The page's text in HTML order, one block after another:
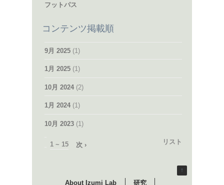
フットパス
コンテンツ掲載順
9月 2025 (1)
1月 2025 (1)
10月 2024 (2)
1月 2024 (1)
10月 2023 (1)
1 ~ 15 次 › リスト
↑
About Izumi Lab 研究